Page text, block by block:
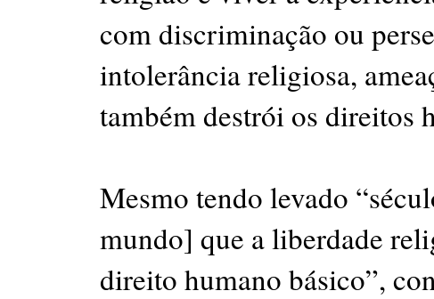
com discriminação ou
intolerância religiosa,
também destrói os direitos
Mesmo tendo levado
mundo] que a liberdade
direito humano básico”,